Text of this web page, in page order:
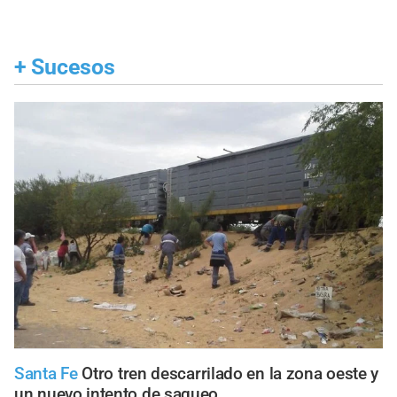
+ Sucesos
Santa Fe Otro tren descarrilado en la zona oeste y